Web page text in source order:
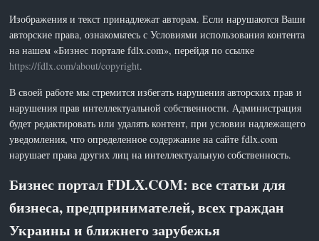
Изображения и текст принадлежат авторам. Если нарушаются Ваши
авторские права, ознакомьтесь с Условиями использования контента
на нашем «Бизнес портале fdlx.com», перейдя по ссылке
https://fdlx.com/about/copyright.
В своей работе мы стремится избегать нарушения авторских прав и
нарушения прав интеллектуальной собственности. Администрация
будет редактировать или удалять контент, при условии надлежащего
уведомления, что определенное содержание на сайте fdlx.com
нарушает права других лиц на интеллектуальную собственность.
Бизнес портал FDLX.COM: все статьи для
бизнеса, предпринимателей, всех граждан
Украины и ближнего зарубежья